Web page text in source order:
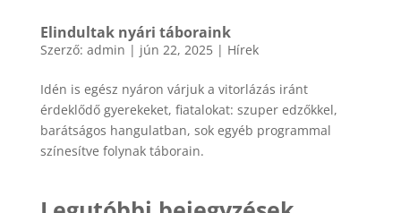
Elindultak nyári táboraink
Szerző: admin | jún 22, 2025| Hírek
Idén is egész nyáron várjuk a vitorlázás iránt
érdeklődő gyerekeket, fiatalokat: szuper edzőkkel,
barátságos hangulatban, sok egyéb programmal
színesítve folynak táborain.